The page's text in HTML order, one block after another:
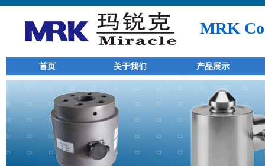
MRK
首页 关于我们 产品展示